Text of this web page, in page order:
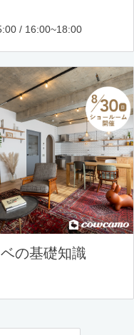
/ 16:00~18:00
の基礎知識